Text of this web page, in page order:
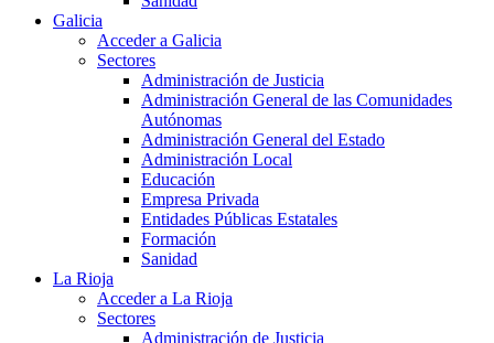
Galicia
Acceder a Galicia
Sectores
Administración de Justicia
Administración General de las Comunidades
Autónomas
Administración General del Estado
Administración Local
Educación
Empresa Privada
Entidades Públicas Estatales
Formación
Sanidad
La Rioja
Acceder a La Rioja
Sectores
Administración de Justicia